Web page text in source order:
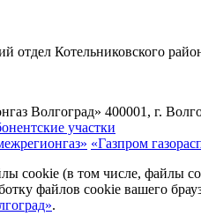
отдел Котельниковского
Волгоград» 400001, г.
участки
«Газпром
cookie (в том числе, файлы
файлов cookie вашего
.